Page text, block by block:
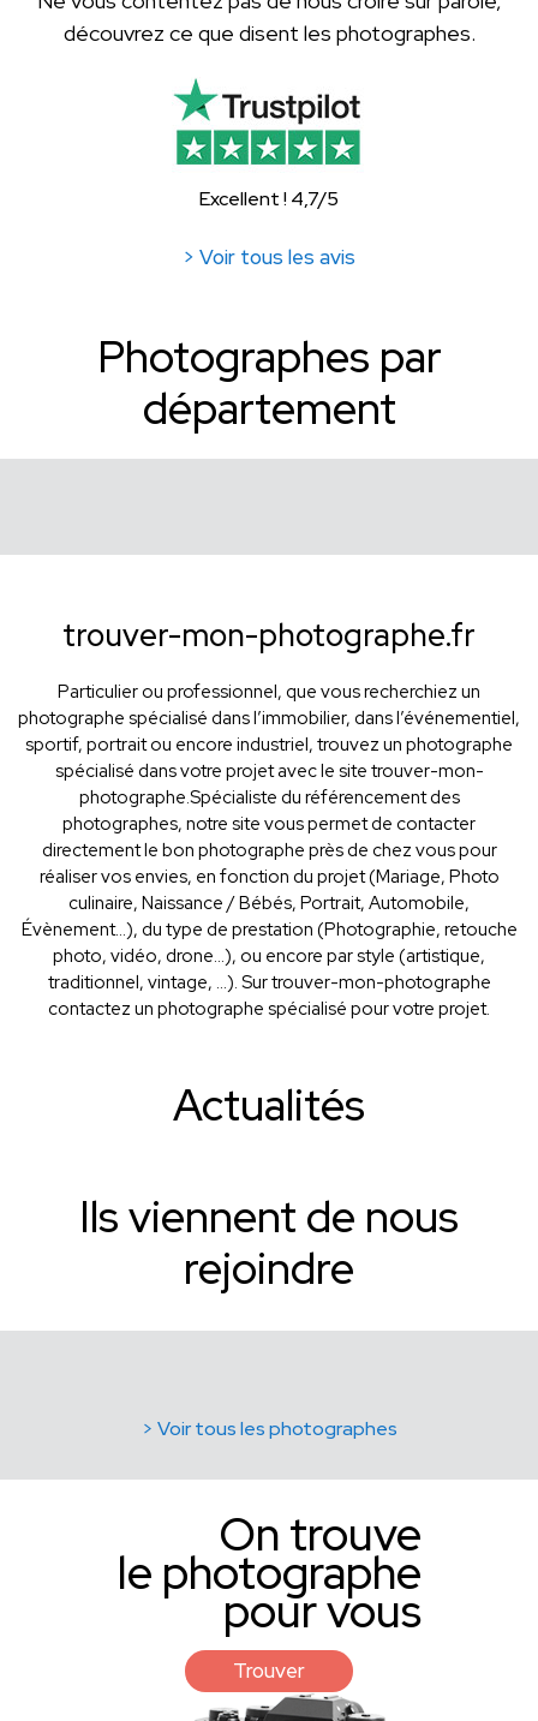
découvrez ce que disent les photographes.
Excellent ! 4,7/5
> Voir tous les avis
Photographes par
département
trouver-mon-photographe.fr
Particulier ou professionnel, que vous recherchiez un
photographe spécialisé dans l’immobilier, dans l’événementiel,
sportif, portrait ou encore industriel, trouvez un photographe
spécialisé dans votre projet avec le site trouver-mon-
photographe.Spécialiste du référencement des
photographes, notre site vous permet de contacter
directement le bon photographe près de chez vous pour
réaliser vos envies, en fonction du projet (Mariage, Photo
culinaire, Naissance / Bébés, Portrait, Automobile,
Évènement…), du type de prestation (Photographie, retouche
photo, vidéo, drone...), ou encore par style (artistique,
traditionnel, vintage, ...). Sur trouver-mon-photographe
contactez un photographe spécialisé pour votre projet.
Actualités
Ils viennent de nous
rejoindre
> Voir tous les photographes
On trouve
le photographe
pour vous
Trouver